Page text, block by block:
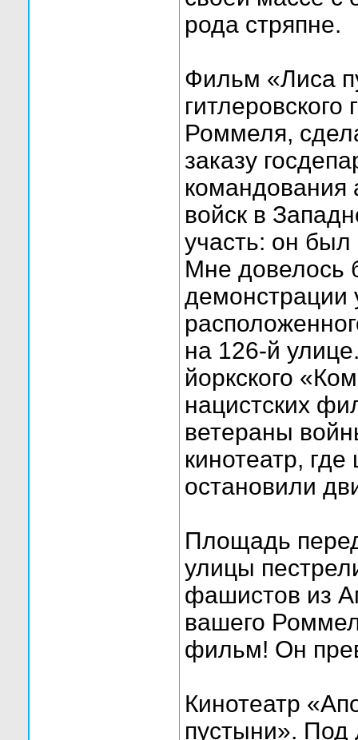
рода стряпне.
Фильм «Лиса
Роммеля,
заказу
командования
войск в
участь: он был
Мне довелось
демонстрации
на 126-й
йоркского
нацистских
ветераны
кинотеатр,
остановили
Площадь
улицы
фашистов из
вашего
фильм! Он
Кинотеатр
пустыни». Под